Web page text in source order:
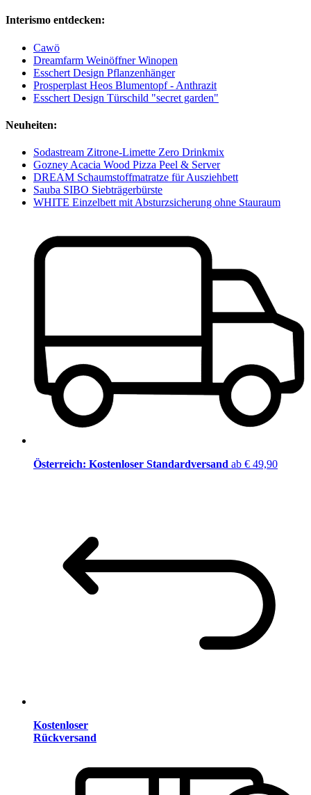
Interismo entdecken:
Cawö
Dreamfarm Weinöffner Winopen
Esschert Design Pflanzenhänger
Prosperplast Heos Blumentopf - Anthrazit
Esschert Design Türschild "secret garden"
Neuheiten:
Sodastream Zitrone-Limette Zero Drinkmix
Gozney Acacia Wood Pizza Peel & Server
DREAM Schaumstoffmatratze für Ausziehbett
Sauba SIBO Siebträgerbürste
WHITE Einzelbett mit Absturzsicherung ohne Stauraum
Österreich: Kostenloser Standardversand ab € 49,90
Kostenloser
Rückversand